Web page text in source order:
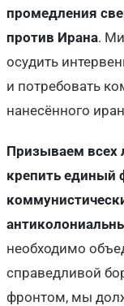
промедления
против Ирана.
осудить
и потребовать
нанесённого
Призываем всех
крепить единый
необходимо
справедливой
фронтом, мы